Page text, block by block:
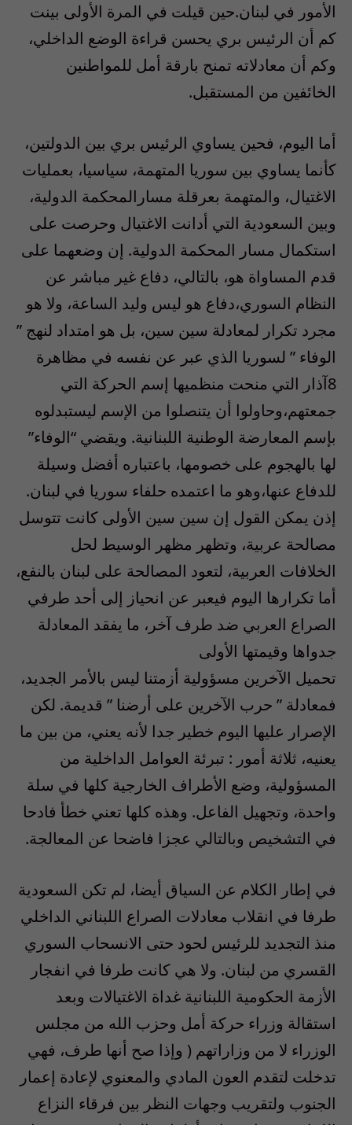
الأمور في لبنان.حين قيلت في المرة الأولى بينت
كم أن الرئيس بري يحسن قراءة الوضع الداخلي،
وكم أن معادلاته تمنح بارقة أمل للمواطنين
الخائفين من المستقبل.
أما اليوم، فحين يساوي الرئيس بري بين الدولتين،
كأنما يساوي بين سوريا المتهمة، سياسيا، بعمليات
الاغتيال، والمتهمة بعرقلة مسارالمحكمة الدولية،
وبين السعودية التي أدانت الاغتيال وحرصت على
استكمال مسار المحكمة الدولية. إن وضعهما على
قدم المساواة هو، بالتالي، دفاع غير مباشر عن
النظام السوري،دفاع هو ليس وليد الساعة، ولا هو
مجرد تكرار لمعادلة سين سين، بل هو امتداد لنهج ”
الوفاء ” لسوريا الذي عبر عن نفسه في مظاهرة
8آذار التي منحت منظميها إسم الحركة التي
جمعتهم،وحاولوا أن يتنصلوا من الإسم ليستبدلوه
بإسم المعارضة الوطنية اللبنانية. ويقضي “الوفاء”
لها بالهجوم على خصومها، باعتباره أفضل وسيلة
للدفاع عنها،وهو ما اعتمده حلفاء سوريا في لبنان.
إذن يمكن القول إن سين سين الأولى كانت تتوسل
مصالحة عربية، وتظهر مظهر الوسيط لحل
الخلافات العربية، لتعود المصالحة على لبنان بالنفع،
أما تكرارها اليوم فيعبر عن انحياز إلى أحد طرفي
الصراع العربي ضد طرف آخر، ما يفقد المعادلة
جدواها وقيمتها الأولى
تحميل الآخرين مسؤولية أزمتنا ليس بالأمر الجديد،
فمعادلة ” حرب الآخرين على أرضنا ” قديمة. لكن
الإصرار عليها اليوم خطير جدا لأنه يعني، من بين ما
يعنيه، ثلاثة أمور : تبرئة العوامل الداخلية من
المسؤولية، وضع الأطراف الخارجية كلها في سلة
واحدة، وتجهيل الفاعل. وهذه كلها تعني خطأ فادحا
في التشخيص وبالتالي عجزا فاضحا عن المعالجة.
في إطار الكلام عن السياق أيضا، لم تكن السعودية
طرفا في انقلاب معادلات الصراع اللبناني الداخلي
منذ التجديد للرئيس لحود حتى الانسحاب السوري
القسري من لبنان. ولا هي كانت طرفا في انفجار
الأزمة الحكومية اللبنانية غداة الاغتيالات وبعد
استقالة وزراء حركة أمل وحزب الله من مجلس
الوزراء لا من وزاراتهم ( وإذا صح أنها طرف، فهي
تدخلت لتقدم العون المادي والمعنوي لإعادة إعمار
الجنوب ولتقريب وجهات النظر بين فرقاء النزاع